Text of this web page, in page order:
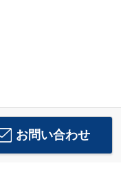
お問い合わせ